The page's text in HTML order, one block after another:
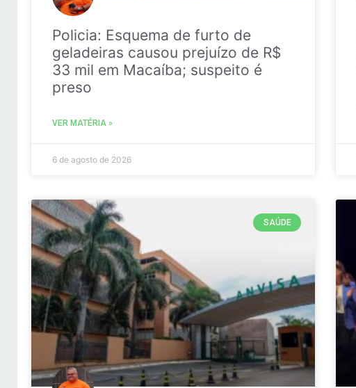
Policia: Esquema de furto de
geladeiras causou prejuízo de R$
33 mil em Macaíba; suspeito é
preso
VER MATÉRIA »
6 de agosto de 2026
SAÚDE